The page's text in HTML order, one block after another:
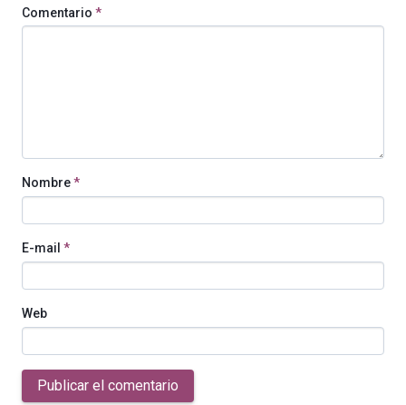
Comentario *
Nombre*
E-mail *
Web
Publicar el comentario